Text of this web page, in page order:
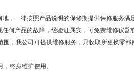
，一律按照产品说明的保修期提供保修服务满
何产品的故障，经验证属实，可免费维修仪
围，我公司可提供维修服务，只收取所更换零
终身维护使用。